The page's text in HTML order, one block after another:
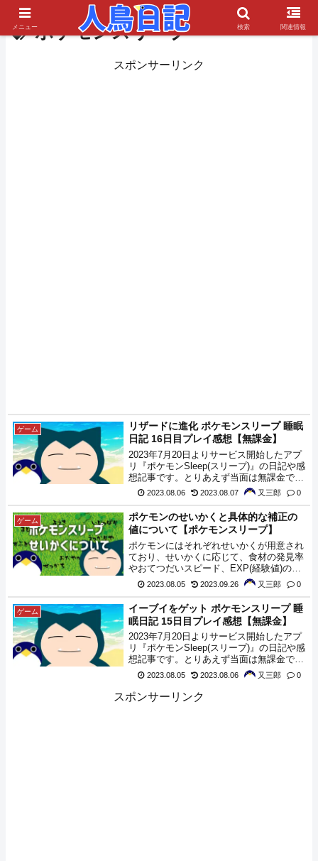
ポケモンスリープ
スポンサーリンク
ゲーム
リザードに進化 ポケモンスリープ 睡眠
日記 16日目プレイ感想【無課金】
2023年7月20日よりサービス開始したアプ
リ『ポケモンSleep(スリープ)』の日記や感
想記事です。とりあえず当面は無課金でや
れるだけやってみようと思います。本日
は、『ラッタ』、『ディグダ』、『ピカチ
ュウ』、『ププリン』、『ゼニガメ』、
『タマザラシ』、『ゴルダック』、『ウソ
ッキー』がやってきてくれました。
2023.08.06 2023.08.07 又三郎 0
ゲーム
ポケモンのせいかくと具体的な補正の
値について【ポケモンスリープ】
ポケモンにはそれぞれせいかくが用意され
ており、せいかくに応じて、食材の発見率
やおてつだいスピード、EXP(経験値)の取
得や、げんきの回復量などに影響がある。
この記事ではせいかくごとの補正について
どの程度影響があるのか調べられた範囲で
まとめます。
2023.08.05 2023.09.26 又三郎 0
ゲーム
イーブイをゲット ポケモンスリープ 睡
眠日記 15日目プレイ感想【無課金】
2023年7月20日よりサービス開始したアプ
リ『ポケモンSleep(スリープ)』の日記や感
想記事です。とりあえず当面は無課金でや
れるだけやってみようと思います。本日
は、『ガーディ』、『イーブイ』、『コラ
ッタ』、『プリン』、『ディグダ』がやっ
てきてくれました。
2023.08.05 2023.08.06 又三郎 0
スポンサーリンク
メニュー 検索 関連情報